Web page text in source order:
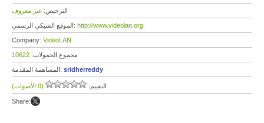
الترخيص: غير معروف
الموقع الشبكي الرسمي: http://www.videolan.org
Company: VideoLAN
مجموع الحمولات: 10622
المساهمة المقدمة: sridherreddy
التقييم: (0 الأصوات)
Share: